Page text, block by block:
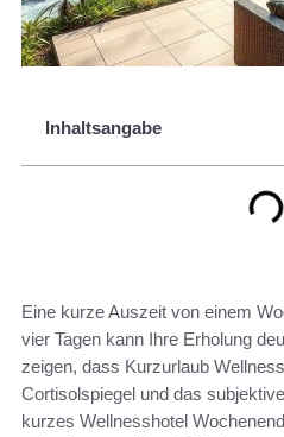
Inhaltsangabe
Eine kurze Auszeit von einem
vier Tagen kann Ihre Erholung
zeigen, dass Kurzurlaub
Cortisolspiegel und das
kurzes Wellnesshotel